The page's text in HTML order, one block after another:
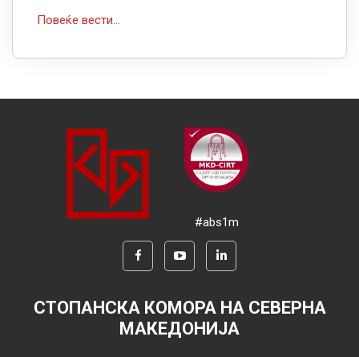
Повеќе вести...
#abs1m
СТОПАНСКА КОМОРА НА СЕВЕРНА
МАКЕДОНИЈА